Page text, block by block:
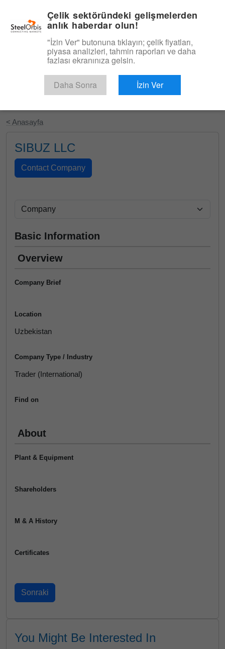
Ücretsiz Deneyin
< Anasayfa
SIBUZ LLC
Basic Information
Overview
Company Brief
Location
Uzbekistan
Company Type / Industry
Trader (International)
Find on
About
Plant & Equipment
Shareholders
M & A History
Certificates
You Might Be Interested In
Çelik sektöründeki gelişmelerden
anlık haberdar olun!
"İzin Ver" butonuna tıklayın; çelik fiyatları,
piyasa analizleri, tahmin raporları ve daha
fazlası ekranınıza gelsin.
Daha Sonra İzin Ver